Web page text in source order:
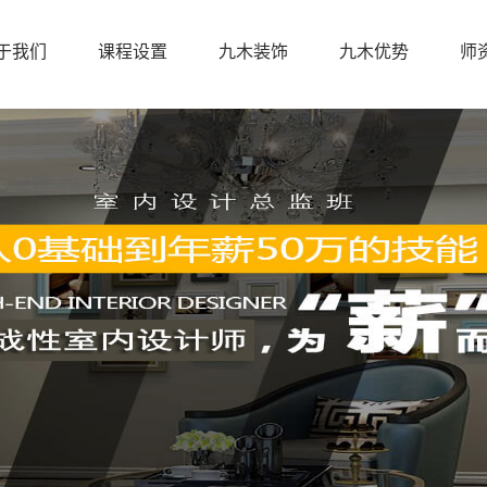
我们 课程设置 九木装饰 九木优势 师